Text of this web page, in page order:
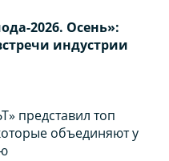
2026. Осень»:
индустрии
представил топ
объединяют у